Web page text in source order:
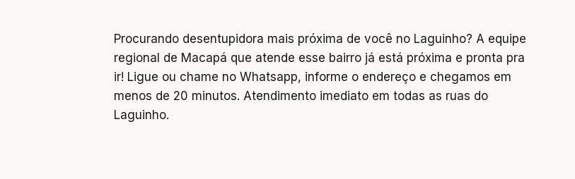
Procurando desentupidora mais próxima de você no Laguinho? A equipe
regional de Macapá que atende esse bairro já está próxima e pronta pra
ir! Ligue ou chame no Whatsapp, informe o endereço e chegamos em
menos de 20 minutos. Atendimento imediato em todas as ruas do
Laguinho.